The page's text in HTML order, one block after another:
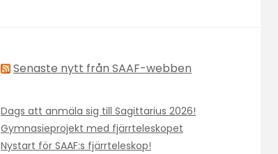
Senaste nytt från SAAF-webben
Dags att anmäla sig till Sagittarius 2026!
Gymnasieprojekt med fjärrteleskopet
Nystart för SAAF:s fjärrteleskop!